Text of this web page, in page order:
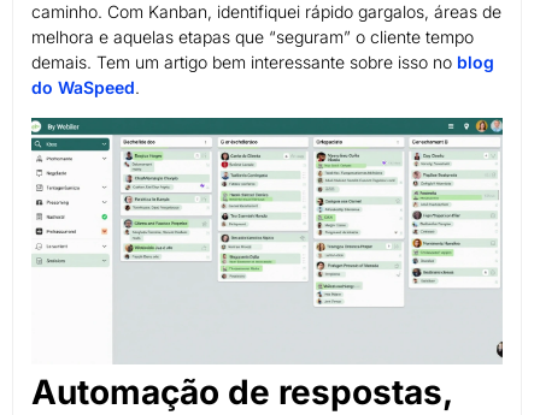
caminho. Com Kanban, identifiquei rápido gargalos, áreas de
melhora e aquelas etapas que “seguram” o cliente tempo
demais. Tem um artigo bem interessante sobre isso no blog
do WaSpeed.
Automação de respostas,